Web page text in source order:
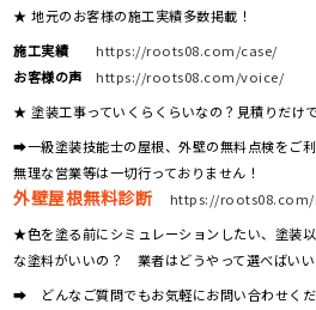
★ 地元のお客様の施工実績多数掲載！
施工実績
https://roots08.com/case/
お客様の声
https://roots08.com/voice/
★ 塗装工事っていくらくらいなの？見積りだけ
➡一級塗装技能士の屋根、外壁の無料点検をご利
無理な営業等は一切行っておりません！
外壁屋根無料診断
https://
★色を塗る前にシミュレーションしたい、塗装
な塗料がいいの？ 業者はどうやって選べばいい
➡ どんなご質問でもお気軽にお問い合わせくだ